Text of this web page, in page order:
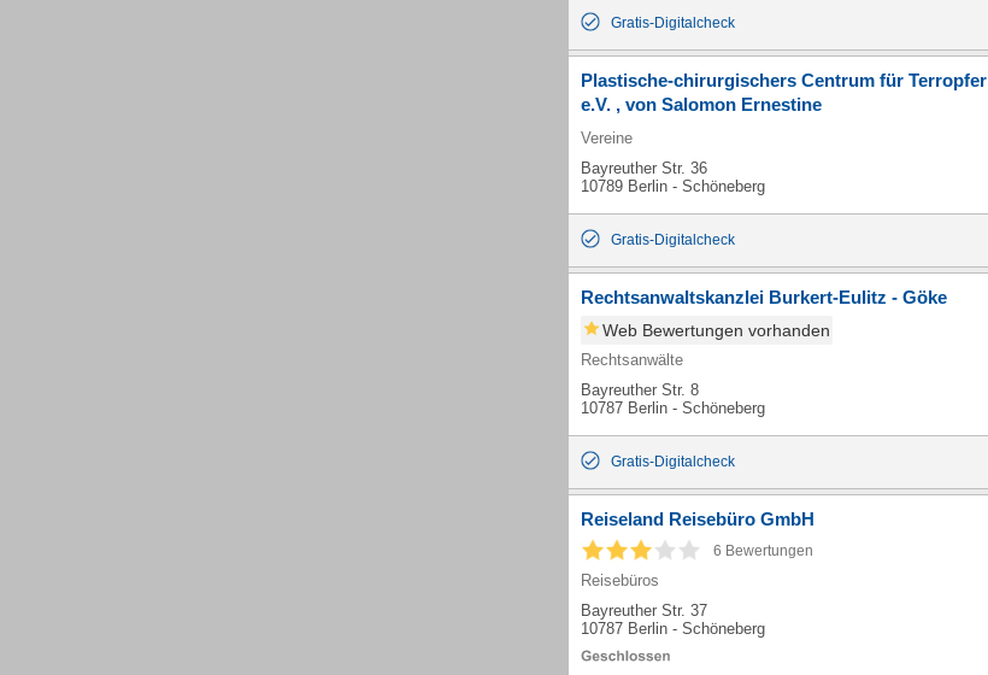
Gratis-Digitalcheck
Plastische-chirurgischers Centrum für Terropfer
e.V. , von Salomon Ernestine
Vereine
Bayreuther Str. 36
10789 Berlin - Schöneberg
Gratis-Digitalcheck
Rechtsanwaltskanzlei Burkert-Eulitz - Göke
Web Bewertungen vorhanden
Rechtsanwälte
Bayreuther Str. 8
10787 Berlin - Schöneberg
Gratis-Digitalcheck
Reiseland Reisebüro GmbH
6 Bewertungen
Reisebüros
Bayreuther Str. 37
10787 Berlin - Schöneberg